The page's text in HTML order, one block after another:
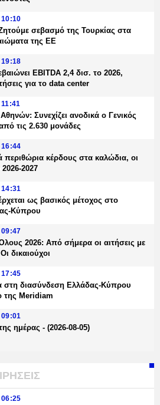
10:10
σεβασμό της Τουρκίας στα
της ΕΕ
19:18
EBITDA 2,4 δισ. το 2026,
για το data center
11:41
Συνεχίζει ανοδικά ο Γενικός
τις 2.630 μονάδες
16:44
κέρδους στα καλώδια, οι
2027
14:31
ως βασικός μέτοχος στο
Κύπρου
09:47
2026: Από σήμερα οι αιτήσεις με
δικαιούχοι
17:45
στη διασύνδεση Ελλάδας-Κύπρου
της Meridiam
09:01
ημέρας - (2026-08-05)
06:25